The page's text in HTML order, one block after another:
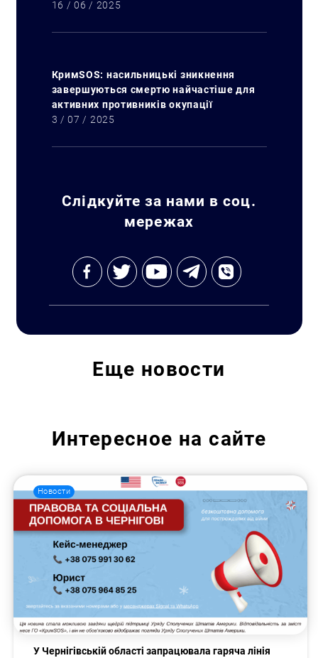
Искать:
16 / 06 / 2025
КримSOS: насильницькі зникнення
завершуються смертю найчастіше для
активних противників окупації
3 / 07 / 2025
Слідкуйте за нами в соц.
мережах
Еще новости
Интересное на сайте
Новости
У Чернігівській області запрацювала гаряча лінія